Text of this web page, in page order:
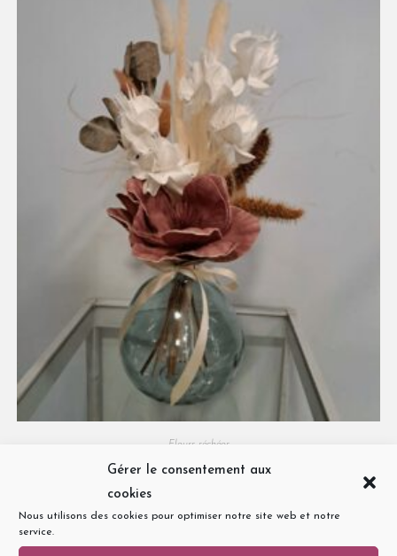
Gérer le consentement aux
cookies
Nous utilisons des cookies pour optimiser notre site web et notre
service.
Fleurs séchées
Bouquet de fleurs séchées
Ajouter au panier